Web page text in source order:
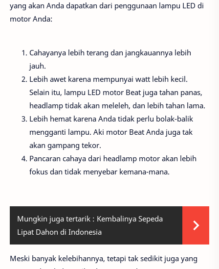
yang akan Anda dapatkan dari penggunaan lampu LED di
motor Anda:
Cahayanya lebih terang dan jangkauannya lebih
jauh.
Lebih awet karena mempunyai watt lebih kecil.
Selain itu, lampu LED motor Beat juga tahan panas,
headlamp tidak akan meleleh, dan lebih tahan lama.
Lebih hemat karena Anda tidak perlu bolak-balik
mengganti lampu. Aki motor Beat Anda juga tak
akan gampang tekor.
Pancaran cahaya dari headlamp motor akan lebih
fokus dan tidak menyebar kemana-mana.
Mungkin juga tertarik : Kembalinya Sepeda
Lipat Dahon di Indonesia
Meski banyak kelebihannya, tetapi tak sedikit juga yang